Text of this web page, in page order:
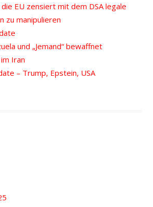
EU zensiert mit dem DSA legale
zu manipulieren
und „Jemand“ bewaffnet
Iran
– Trump, Epstein, USA